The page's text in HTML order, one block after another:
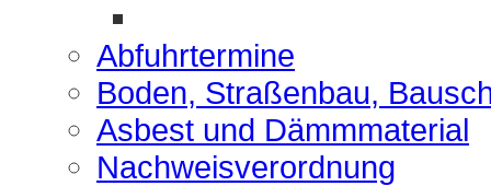
Abfuhrtermine
Boden, Straßenbau,
Asbest und Dämmmaterial
Nachweisverordnung